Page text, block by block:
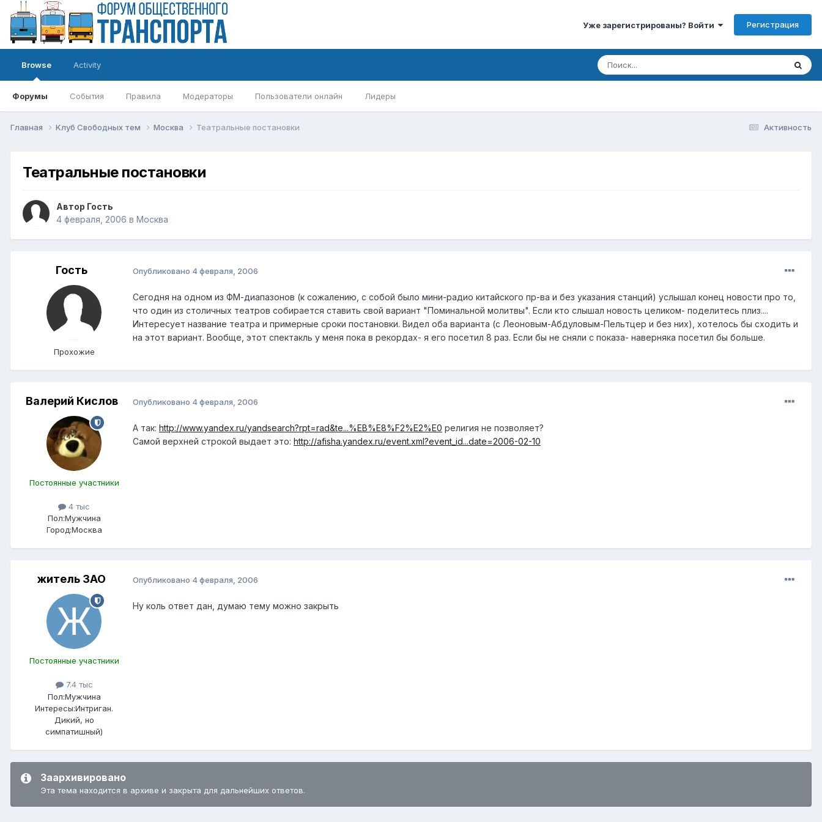
Уже зарегистрированы? Войти Регистрация
Browse
Форумы События Правила Модераторы Пользователи онлайн Лидеры
Activity
Активность
Главная Kлуб Свободных тем Москва Театральные постановки
Театральные постановки
Автор Гость
4 февраля, 2006 в Москва
Гость
Прохожие
Опубликовано 4 февраля, 2006
Сегодня на одном из ФМ-диапазонов (к сожалению, с собой было мини-радио китайского пр-ва и без указания станций) услышал конец новости про то,
что один из столичных театров собирается ставить свой вариант "Поминальной молитвы". Если кто слышал новость целиком- поделитесь плиз....
Интересует название театра и примерные сроки постановки. Видел оба варианта (с Леоновым-Абдуловым-Пельтцер и без них), хотелось бы сходить и
на этот вариант. Вообще, этот спектакль у меня пока в рекордах- я его посетил 8 раз. Если бы не сняли с показа- наверняка посетил бы больше.
Валерий Кислов
Постоянные участники
4 тыс
Пол:Мужчина
Город:Москва
Опубликовано 4 февраля, 2006
А так: http://www.yandex.ru/yandsearch?rpt=rad&te...%EB%E8%F2%E2%E0 религия не позволяет?
Самой верхней строкой выдает это: http://afisha.yandex.ru/event.xml?event_id...date=2006-02-10
житель ЗАО
Постоянные участники
7.4 тыс
Пол:Мужчина
Интересы:Интриган.
Дикий, но
симпатишный)
Опубликовано 4 февраля, 2006
Ну коль ответ дан, думаю тему можно закрыть
Заархивировано
Эта тема находится в архиве и закрыта для дальнейших ответов.